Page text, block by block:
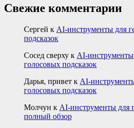
Свежие комментарии
Сергей к AI-инструменты для
подсказок
Сосед сверху к AI-инструменты
голосовых подсказок
Дарья, привет к AI-
голосовых подсказок
Молчун к AI-инструменты для
полный обзор